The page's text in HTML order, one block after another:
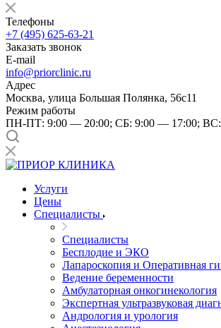
Телефоны
+7 (495) 625-63-21
Заказать звонок
E-mail
info@priorclinic.ru
Адрес
Москва, улица Большая Полянка, 56с11
Режим работы
ПН-ПТ: 9:00 — 20:00; СБ: 9:00 — 17:00;
Услуги
Цены
Специалисты
Специалисты
Бесплодие и ЭКО
Лапароскопия и Оперативная
Ведение беременности
Амбулаторная онкогинекология
Экспертная ультразвуковая
Андрология и урология